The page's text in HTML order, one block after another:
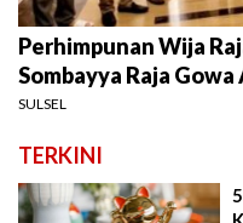
Perhimpunan Wija
Sombayya Raja
SULSEL
TERKINI